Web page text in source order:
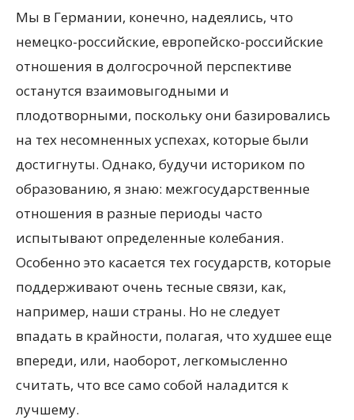
Мы в Германии, конечно, надеялись, что
немецко-российские, европейско-российские
отношения в долгосрочной перспективе
останутся взаимовыгодными и
плодотворными, поскольку они базировались
на тех несомненных успехах, которые были
достигнуты. Однако, будучи историком по
образованию, я знаю: межгосударственные
отношения в разные периоды часто
испытывают определенные колебания.
Особенно это касается тех государств, которые
поддерживают очень тесные связи, как,
например, наши страны. Но не следует
впадать в крайности, полагая, что худшее еще
впереди, или, наоборот, легкомысленно
считать, что все само собой наладится к
лучшему.